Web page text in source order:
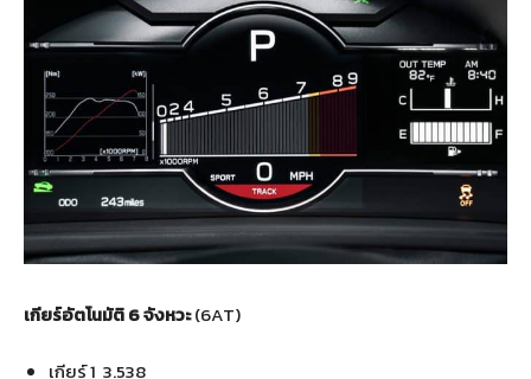
เกียร์อัตโนมัติ 6 จังหวะ(6AT)
เกียร์ 1 3.538